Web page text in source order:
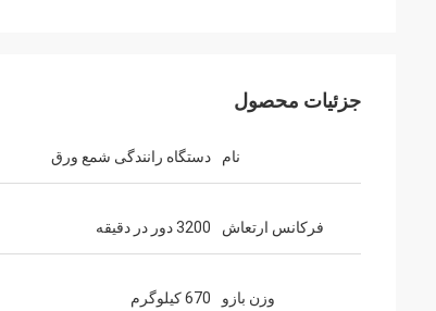
جزئیات محصول
نام دستگاه رانندگی شمع ورق
فرکانس ارتعاش 3200 دور در دقیقه
وزن بازو 670 کیلوگرم